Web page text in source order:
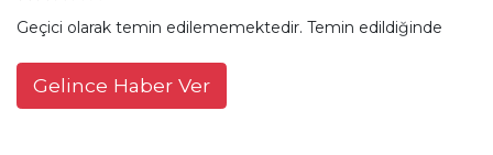
Geçici olarak temin edilememektedir. Temin edildiğinde
Gelince Haber Ver